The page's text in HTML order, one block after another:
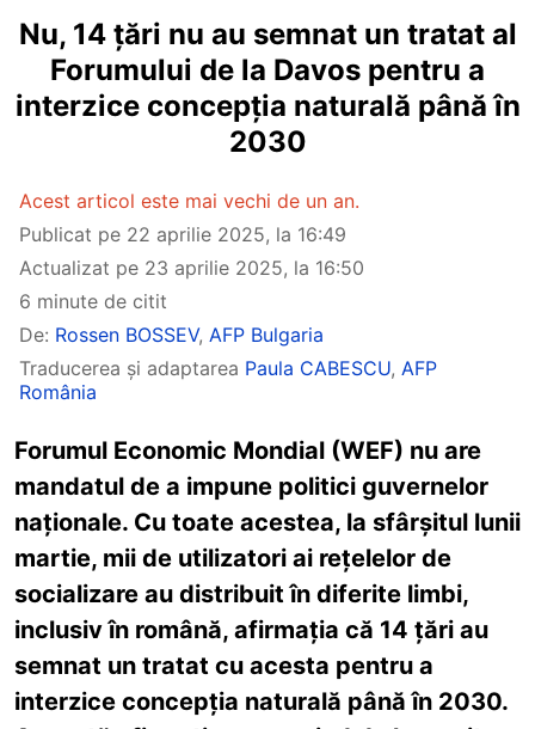
Nu, 14 țări nu au semnat un tratat al
Forumului de la Davos pentru a
interzice concepția naturală până în
2030
Acest articol este mai vechi de un an.
Publicat pe 22 aprilie 2025, la 16:49
Actualizat pe 23 aprilie 2025, la 16:50
6 minute de citit
De: Rossen BOSSEV, AFP Bulgaria
Traducerea și adaptarea Paula CABESCU, AFP
România
Forumul Economic Mondial (WEF) nu are
mandatul de a impune politici guvernelor
naționale. Cu toate acestea, la sfârșitul lunii
martie, mii de utilizatori ai rețelelor de
socializare au distribuit în diferite limbi,
inclusiv în română, afirmația că 14 țări au
semnat un tratat cu acesta pentru a
interzice concepția naturală până în 2030.